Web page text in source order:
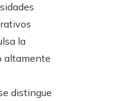
la
altamente
distingue